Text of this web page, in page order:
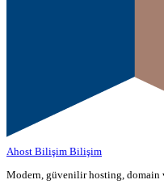
Ahost Bilişim Bilişim
Modern, güvenilir hosting,